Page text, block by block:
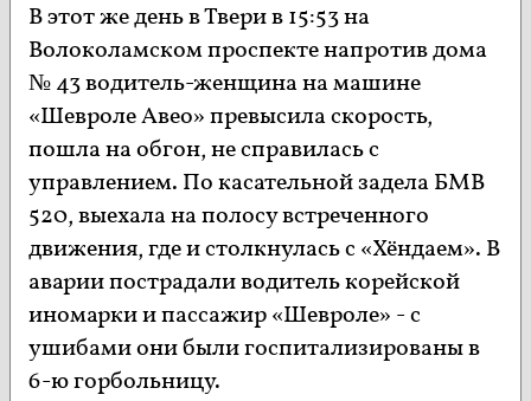
В этот же день в Твери в 15:53 на
Волоколамском проспекте напротив дома
№ 43 водитель-женщина на машине
«Шевроле Авео» превысила скорость,
пошла на обгон, не справилась с
управлением. По касательной задела БМВ
520, выехала на полосу встреченного
движения, где и столкнулась с «Хёндаем». В
аварии пострадали водитель корейской
иномарки и пассажир «Шевроле» - с
ушибами они были госпитализированы в
6-ю горбольницу.